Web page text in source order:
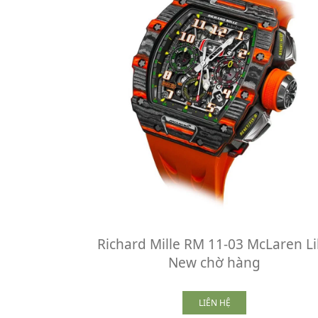
Richard Mille RM 11-03 McLaren
New chờ hàng
LIÊN HỆ